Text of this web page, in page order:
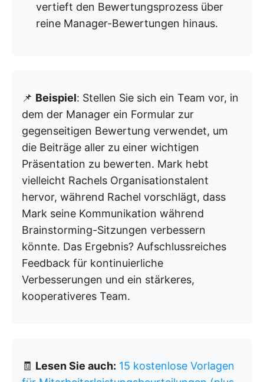
vertieft den Bewertungsprozess über
reine Manager-Bewertungen hinaus.
📌 Beispiel: Stellen Sie sich ein Team vor, in
dem der Manager ein Formular zur
gegenseitigen Bewertung verwendet, um
die Beiträge aller zu einer wichtigen
Präsentation zu bewerten. Mark hebt
vielleicht Rachels Organisationstalent
hervor, während Rachel vorschlägt, dass
Mark seine Kommunikation während
Brainstorming-Sitzungen verbessern
könnte. Das Ergebnis? Aufschlussreiches
Feedback für kontinuierliche
Verbesserungen und ein stärkeres,
kooperativeres Team.
🧾 Lesen Sie auch: 15 kostenlose Vorlagen